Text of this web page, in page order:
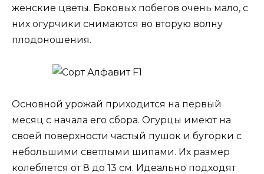
женские цветы. Боковых побегов очень мало, с
них огурчики снимаются во вторую волну
плодоношения.
Основной урожай приходится на первый
месяц с начала его сбора. Огурцы имеют на
своей поверхности частый пушок и бугорки с
небольшими светлыми шипами. Их размер
колеблется от 8 до 13 см. Идеально подходят